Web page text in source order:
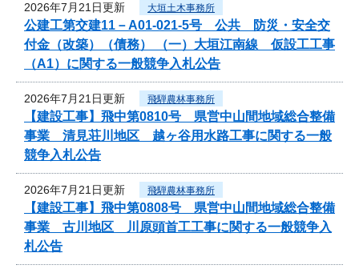
2026年7月21日更新 大垣土木事務所
公建工第交建11－A01-021-5号 公共 防災・安全交
付金（改築）（債務） （一）大垣江南線 仮設工工事
（A1）に関する一般競争入札公告
2026年7月21日更新 飛騨農林事務所
【建設工事】飛中第0810号 県営中山間地域総合整備
事業 清見荘川地区 越ヶ谷用水路工事に関する一般
競争入札公告
2026年7月21日更新 飛騨農林事務所
【建設工事】飛中第0808号 県営中山間地域総合整備
事業 古川地区 川原頭首工工事に関する一般競争入
札公告